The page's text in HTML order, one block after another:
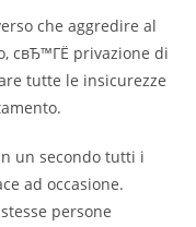
che aggredire al
cвЂ™ГЁ privazione di
tutte le insicurezze
un secondo tutti i
ad occasione.
persone